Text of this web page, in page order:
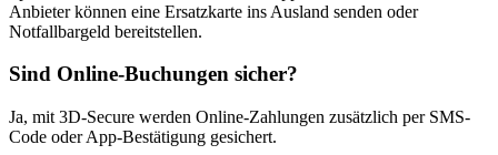
Anbieter können eine Ersatzkarte ins Ausland senden oder
Notfallbargeld bereitstellen.
Sind Online-Buchungen sicher?
Ja, mit 3D-Secure werden Online-Zahlungen zusätzlich per SMS-
Code oder App-Bestätigung gesichert.